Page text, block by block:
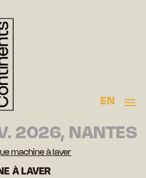
EN
2026, NANTES
machine à laver
À LAVER